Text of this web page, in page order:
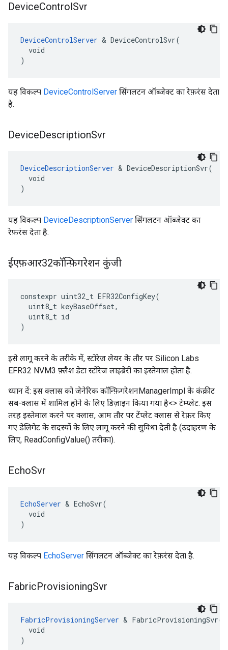
DeviceControlSvr
DeviceControlServer & DeviceControlSvr(
  void
)
यह विकल्प DeviceControlServer सिंगलटन ऑब्जेक्ट का रेफ़रंस देता
है.
DeviceDescriptionSvr
DeviceDescriptionServer & DeviceDescriptionSvr(
  void
)
यह विकल्प DeviceDescriptionServer सिंगलटन ऑब्जेक्ट का
रेफ़रंस देता है.
ईएफ़आर32कॉन्फ़िगरेशन कुंजी
constexpr uint32_t EFR32ConfigKey(
uint8_t keyBaseOffset,
uint8_t id
)
इसे लागू करने के तरीके में, स्टोरेज लेयर के तौर पर Silicon Labs
EFR32 NVM3 फ़्लैश डेटा स्टोरेज लाइब्रेरी का इस्तेमाल होता है.
ध्यान दें: इस क्लास को जेनेरिक कॉन्फ़िगरेशनManagerImpl के कंक्रीट
सब-क्लास में शामिल होने के लिए डिज़ाइन किया गया है<> टेम्प्लेट. इस
तरह इस्तेमाल करने पर क्लास, आम तौर पर टेंप्लेट क्लास से रेफ़र किए
गए डेलिगेट के सदस्यों के लिए लागू करने की सुविधा देती है (उदाहरण के
लिए, ReadConfigValue() तरीका).
EchoSvr
EchoServer & EchoSvr(
  void
)
यह विकल्प EchoServer सिंगलटन ऑब्जेक्ट का रेफ़रंस देता है.
FabricProvisioningSvr
FabricProvisioningServer & FabricProvisioningSvr(
  void
)